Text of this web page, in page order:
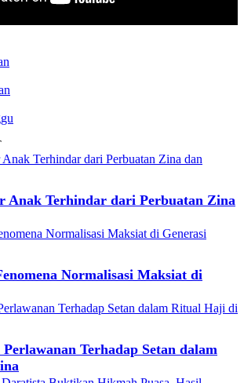
Anak Terhindar dari Perbuatan Zina
Normalisasi Maksiat di
Terhadap Setan dalam